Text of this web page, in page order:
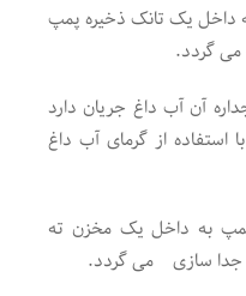
داخل یک تانک ذخیره پمپ
می گردد.
آن آب داغ جریان دارد
از گرمای آب داغ
به داخل یک مخزن ته
جدا سازی می گردد.